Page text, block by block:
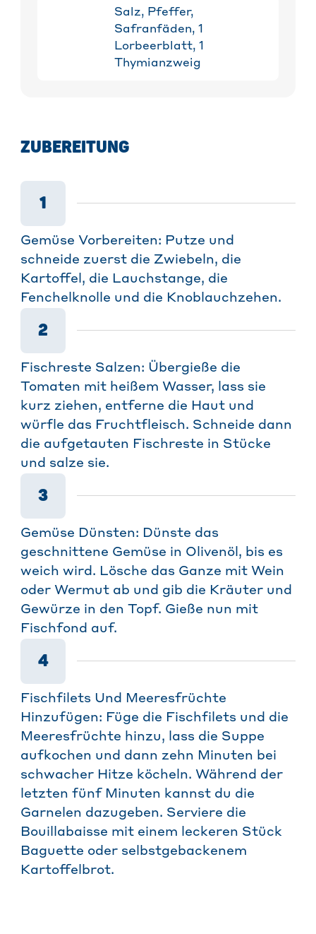
Salz, Pfeffer,
Safranfäden, 1
Lorbeerblatt, 1
Thymianzweig
ZUBEREITUNG
1
Gemüse Vorbereiten: Putze und
schneide zuerst die Zwiebeln, die
Kartoffel, die Lauchstange, die
Fenchelknolle und die Knoblauchzehen.
2
Fischreste Salzen: Übergieße die
Tomaten mit heißem Wasser, lass sie
kurz ziehen, entferne die Haut und
würfle das Fruchtfleisch. Schneide dann
die aufgetauten Fischreste in Stücke
und salze sie.
3
Gemüse Dünsten: Dünste das
geschnittene Gemüse in Olivenöl, bis es
weich wird. Lösche das Ganze mit Wein
oder Wermut ab und gib die Kräuter und
Gewürze in den Topf. Gieße nun mit
Fischfond auf.
4
Fischfilets Und Meeresfrüchte
Hinzufügen: Füge die Fischfilets und die
Meeresfrüchte hinzu, lass die Suppe
aufkochen und dann zehn Minuten bei
schwacher Hitze köcheln. Während der
letzten fünf Minuten kannst du die
Garnelen dazugeben. Serviere die
Bouillabaisse mit einem leckeren Stück
Baguette oder selbstgebackenem
Kartoffelbrot.